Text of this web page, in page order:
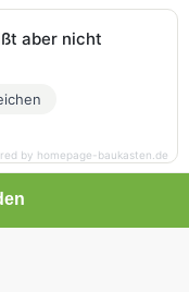
aber nicht
by homepage-baukasten.de